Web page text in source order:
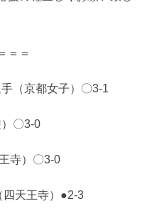
＝＝
（京都女子）〇3-1
〇3-0
寺）〇3-0
天王寺）●2-3